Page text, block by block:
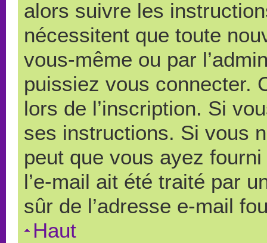
alors suivre les
nécessitent que toute
vous-même ou par
puissiez vous connecter.
lors de l’inscription. Si
ses instructions. Si vous
peut que vous ayez
l’e-mail ait été traité par
sûr de l’adresse e-mail
Haut